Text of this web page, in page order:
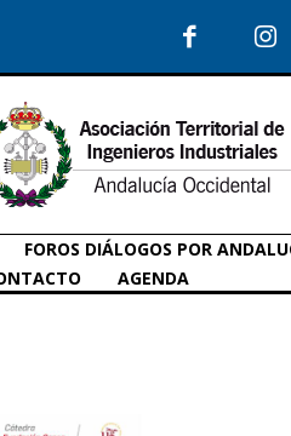
FOROS DIÁLOGOS POR
AGENDA